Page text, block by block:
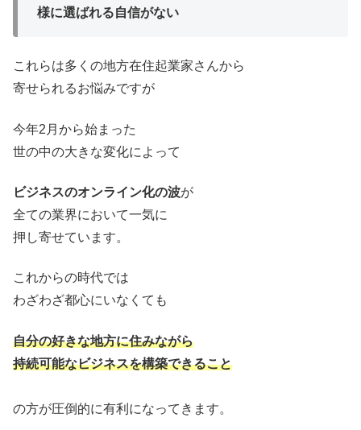
様に選ばれる自信がない
これらは多くの地方在住起業家さんから
寄せられるお悩みですが
今年2月から始まった
世の中の大きな変化によって
ビジネスのオンライン化の波が
全ての業界において一気に
押し寄せています。
これからの時代では
わざわざ都心にいなくても
自分の好きな地方に住みながら
持続可能なビジネスを構築できること
の方が圧倒的に有利になってきます。